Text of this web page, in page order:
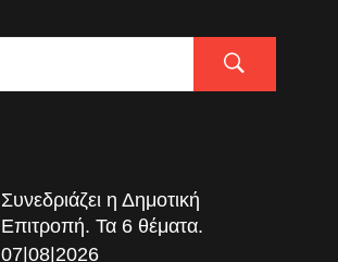
Συνεδριάζει η Δημοτική
Επιτροπή. Τα 6 θέματα.
07|08|2026